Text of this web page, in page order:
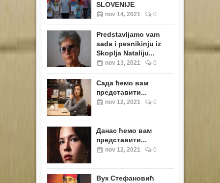
SLOVENIJE
nov 14, 2021 0
Predstavljamo vam
sada i pesnikinju iz
Skoplja Nataliju...
nov 13, 2021 0
Сада ћемо вам
представити...
nov 12, 2021 0
Данас ћемо вам
представити...
nov 12, 2021 0
Вук Стефановић